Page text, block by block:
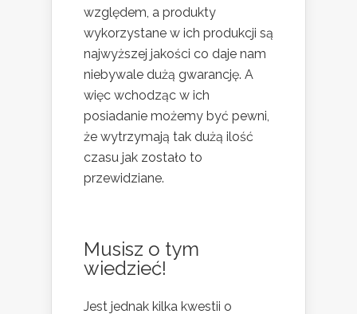
względem, a produkty
wykorzystane w ich produkcji są
najwyższej jakości co daje nam
niebywale dużą gwarancję. A
więc wchodząc w ich
posiadanie możemy być pewni,
że wytrzymają tak dużą ilość
czasu jak zostało to
przewidziane.
Musisz o tym
wiedzieć!
Jest jednak kilka kwestii o